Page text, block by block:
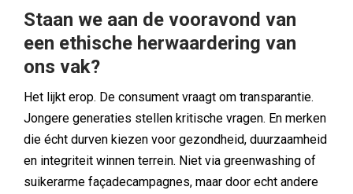
Staan we aan de vooravond van
een ethische herwaardering van
ons vak?
Het lijkt erop. De consument vraagt om transparantie.
Jongere generaties stellen kritische vragen. En merken
die écht durven kiezen voor gezondheid, duurzaamheid
en integriteit winnen terrein. Niet via greenwashing of
suikerarme façadecampagnes, maar door echt andere